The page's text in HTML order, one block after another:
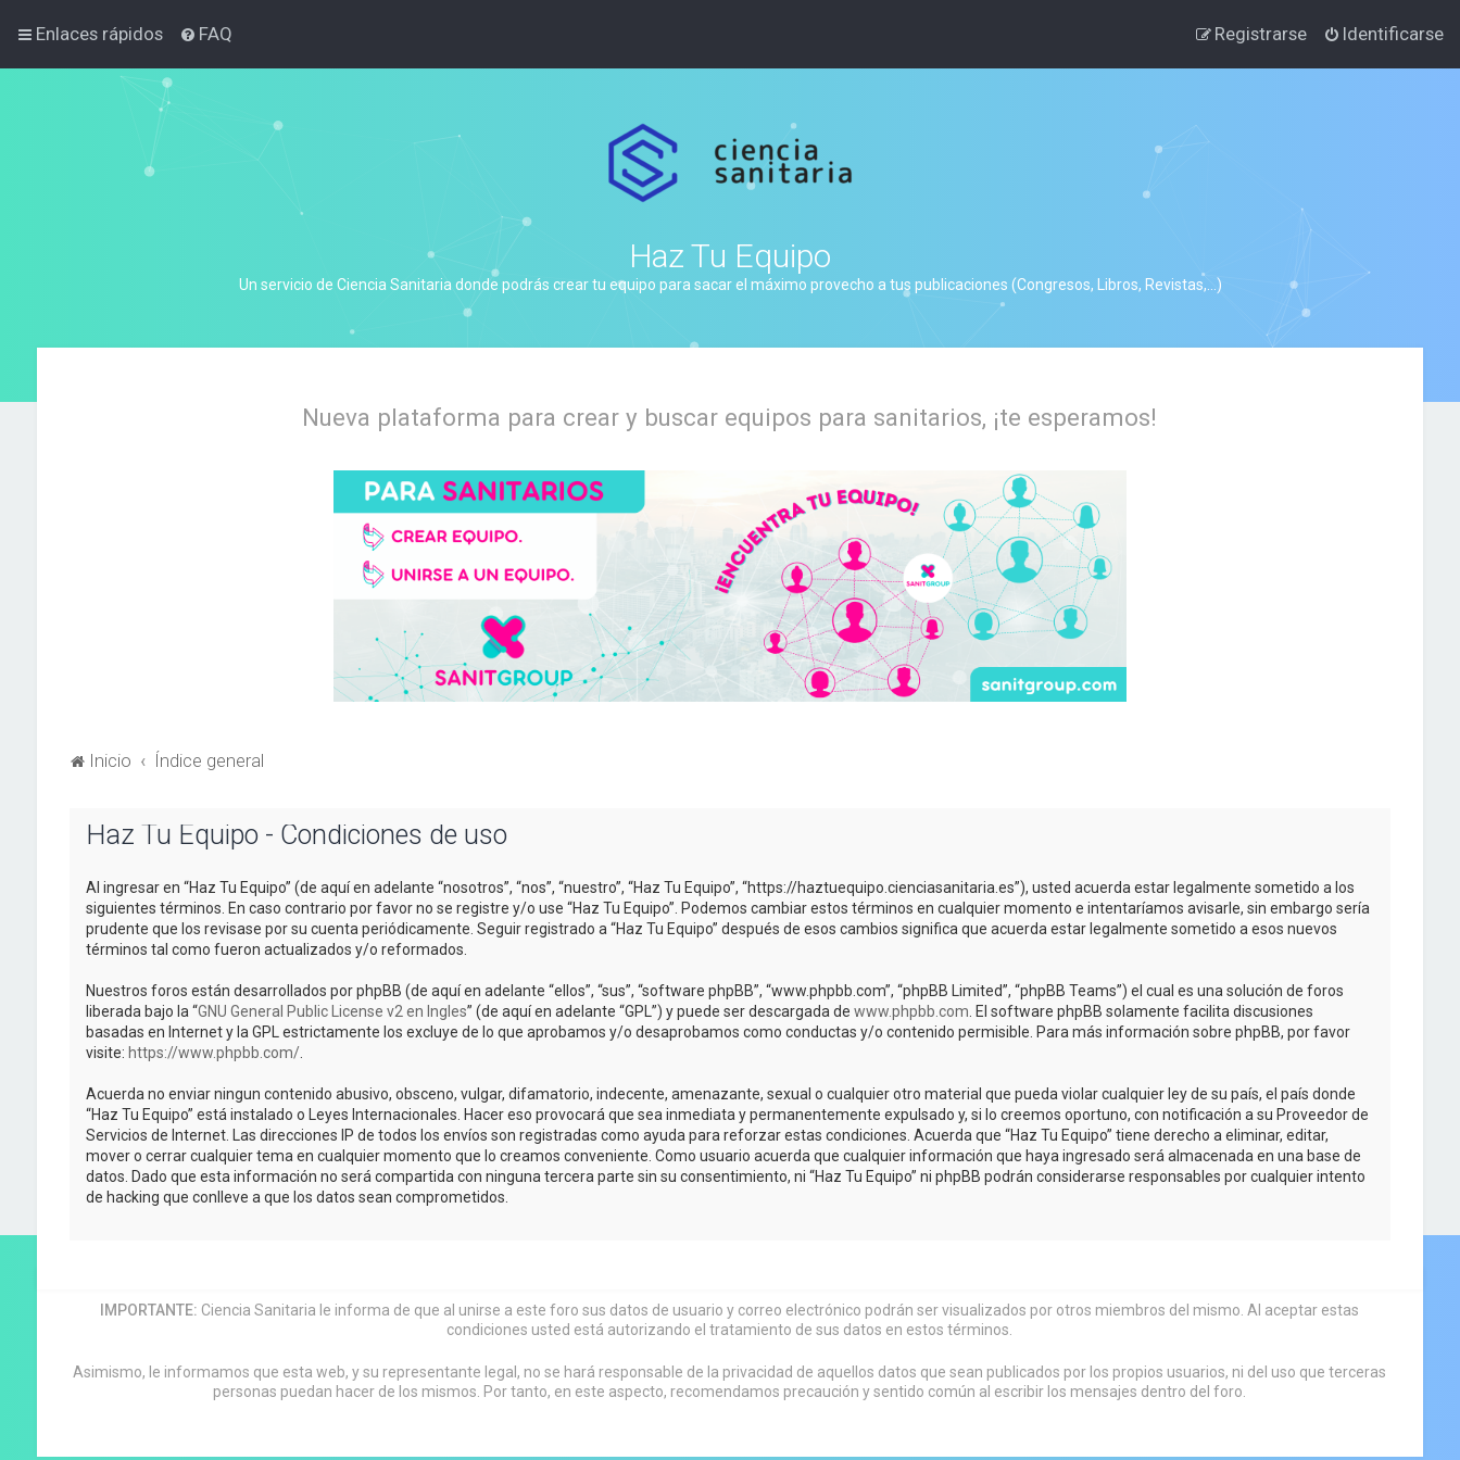
Enlaces rápidos FAQ Identificarse
Registrarse
Haz Tu Equipo
Un servicio de Ciencia Sanitaria donde podrás crear tu equipo para sacar el máximo provecho a tus publicaciones (Congresos, Libros, Revistas,...)
Nueva plataforma para crear y buscar equipos para sanitarios, ¡te esperamos!
Inicio Índice general
Haz Tu Equipo - Condiciones de uso
Al ingresar en “Haz Tu Equipo” (de aquí en adelante “nosotros”, “nos”, “nuestro”, “Haz Tu Equipo”, “https://haztuequipo.cienciasanitaria.es”), usted acuerda estar legalmente sometido a los
siguientes términos. En caso contrario por favor no se registre y/o use “Haz Tu Equipo”. Podemos cambiar estos términos en cualquier momento e intentaríamos avisarle, sin embargo sería
prudente que los revisase por su cuenta periódicamente. Seguir registrado a “Haz Tu Equipo” después de esos cambios significa que acuerda estar legalmente sometido a esos nuevos
términos tal como fueron actualizados y/o reformados.
Nuestros foros están desarrollados por phpBB (de aquí en adelante “ellos”, “sus”, “software phpBB”, “www.phpbb.com”, “phpBB Limited”, “phpBB Teams”) el cual es una solución de foros
liberada bajo la “GNU General Public License v2 en Ingles” (de aquí en adelante “GPL”) y puede ser descargada de www.phpbb.com . El software phpBB solamente facilita discusiones
basadas en Internet y la GPL estrictamente los excluye de lo que aprobamos y/o desaprobamos como conductas y/o contenido permisible. Para más información sobre phpBB, por favor
visite: https://www.phpbb.com/.
Acuerda no enviar ningun contenido abusivo, obsceno, vulgar, difamatorio, indecente, amenazante, sexual o cualquier otro material que pueda violar cualquier ley de su país, el país donde
“Haz Tu Equipo” está instalado o Leyes Internacionales. Hacer eso provocará que sea inmediata y permanentemente expulsado y, si lo creemos oportuno, con notificación a su Proveedor de
Servicios de Internet. Las direcciones IP de todos los envíos son registradas como ayuda para reforzar estas condiciones. Acuerda que “Haz Tu Equipo” tiene derecho a eliminar, editar,
mover o cerrar cualquier tema en cualquier momento que lo creamos conveniente. Como usuario acuerda que cualquier información que haya ingresado será almacenada en una base de
datos. Dado que esta información no será compartida con ninguna tercera parte sin su consentimiento, ni “Haz Tu Equipo” ni phpBB podrán considerarse responsables por cualquier intento
de hacking que conlleve a que los datos sean comprometidos.
IMPORTANTE: Ciencia Sanitaria le informa de que al unirse a este foro sus datos de usuario y correo electrónico podrán ser visualizados por otros miembros del mismo. Al aceptar estas
condiciones usted está autorizando el tratamiento de sus datos en estos términos.
Asimismo, le informamos que esta web, y su representante legal, no se hará responsable de la privacidad de aquellos datos que sean publicados por los propios usuarios, ni del uso que terceras
personas puedan hacer de los mismos. Por tanto, en este aspecto, recomendamos precaución y sentido común al escribir los mensajes dentro del foro.